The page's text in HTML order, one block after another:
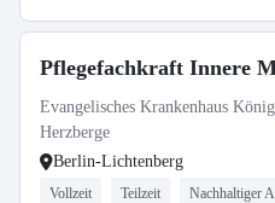
Pflegefachkraft Innere
Evangelisches Krankenhaus
Herzberge
Berlin-Lichtenberg
Vollzeit Teilzeit Nachhaltiger